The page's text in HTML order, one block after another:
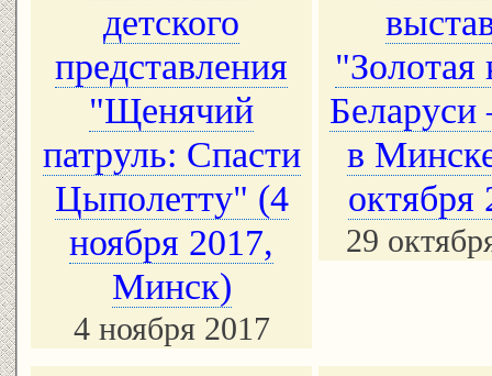
детского
представления
"Щенячий
патруль: Спасти
Цыполетту" (4
ноября 2017,
Минск)
4 ноября 2017
"Золотая
Беларуси
в
октября
29